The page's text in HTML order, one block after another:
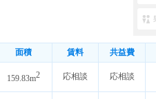
面積 賃料 共益費
159.83m2 応相談 応相談